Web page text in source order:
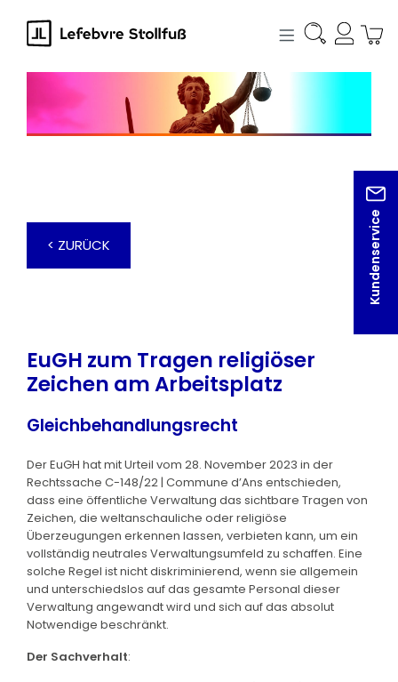
springen
Kundenservice
< ZURÜCK
EuGH zum Tragen religiöser
Zeichen am Arbeitsplatz
Gleichbehandlungsrecht
Der EuGH hat mit Urteil vom 28. November 2023 in der
Rechtssache C-148/22 | Commune d’Ans entschieden,
dass eine öffentliche Verwaltung das sichtbare Tragen von
Zeichen, die weltanschauliche oder religiöse
Überzeugungen erkennen lassen, verbieten kann, um ein
vollständig neutrales Verwaltungsumfeld zu schaffen. Eine
solche Regel ist nicht diskriminierend, wenn sie allgemein
und unterschiedslos auf das gesamte Personal dieser
Verwaltung angewandt wird und sich auf das absolut
Notwendige beschränkt.
Der Sachverhalt: